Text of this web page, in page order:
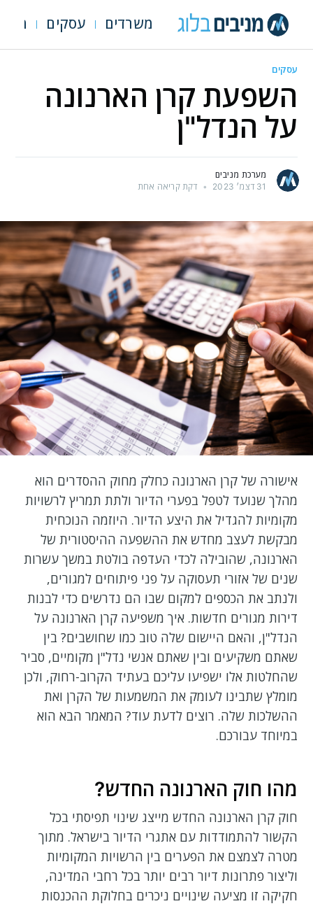
משרדים עסקים
עסקים
השפעת קרן הארנונה
על הנדל"ן
מערכת מניבים
31 דצמ׳ 2023
• דקת קריאה אחת
אישורה של קרן הארנונה כחלק מחוק ההסדרים הוא
מהלך שנועד לטפל בפערי הדיור ולתת תמריץ לרשויות
מקומיות להגדיל את היצע הדיור. היוזמה הנוכחית
מבקשת לעצב מחדש את ההשפעה ההיסטורית של
הארנונה, שהובילה לכדי העדפה בולטת במשך עשרות
שנים של אזורי תעסוקה על פני פיתוחים למגורים,
ולנתב את הכספים למקום שבו הם נדרשים כדי לבנות
דירות מגורים חדשות. איך משפיעה קרן הארנונה על
הנדל"ן, והאם היישום שלה טוב כמו שחושבים? בין
שאתם משקיעים ובין שאתם אנשי נדל"ן מקומיים, סביר
שהחלטות אלו ישפיעו עליכם בעתיד הקרוב-רחוק, ולכן
מומלץ שתבינו לעומק את המשמעות של הקרן ואת
ההשלכות שלה. רוצים לדעת עוד? המאמר הבא הוא
במיוחד עבורכם.
מהו חוק הארנונה החדש?
חוק קרן הארנונה החדש מייצג שינוי תפיסתי בכל
הקשור להתמודדות עם אתגרי הדיור בישראל. מתוך
מטרה לצמצם את הפערים בין הרשויות המקומיות
וליצור פתרונות דיור רבים יותר בכל רחבי המדינה,
חקיקה זו מציעה שינויים ניכרים בחלוקת ההכנסות